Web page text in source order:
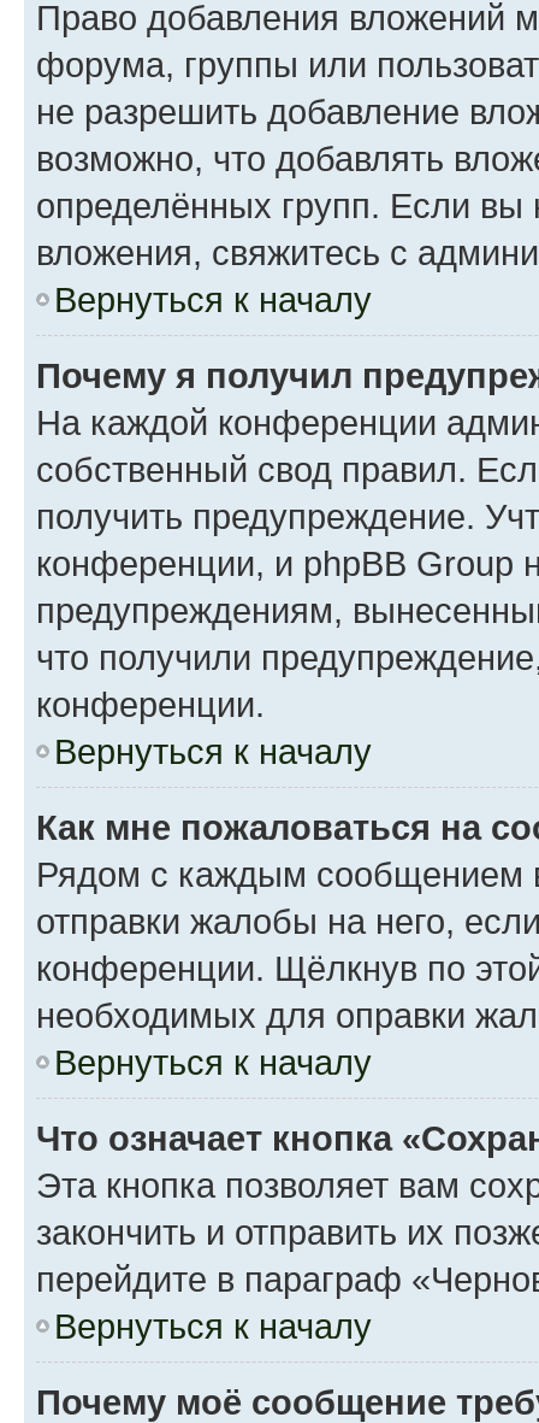
Право добавления вложений
форума, группы или
не разрешить добавление
возможно, что добавлять
определённых групп. Если вы
вложения, свяжитесь с
Вернуться к началу
Почему я получил
На каждой конференции
собственный свод правил.
получить предупреждение.
конференции, и phpBB Group
предупреждениям,
что получили
конференции.
Вернуться к началу
Как мне пожаловаться на
Рядом с каждым сообщением
отправки жалобы на него,
конференции. Щёлкнув по
необходимых для оправки
Вернуться к началу
Что означает кнопка
Эта кнопка позволяет вам
закончить и отправить их
перейдите в параграф
Вернуться к началу
Почему моё сообщение